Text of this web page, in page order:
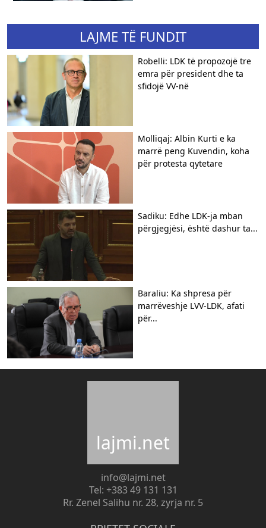
LAJME TË FUNDIT
Robelli: LDK të propozojë tre
emra për president dhe ta
sfidojë VV-në
Molliqaj: Albin Kurti e ka
marrë peng Kuvendin, koha
për protesta qytetare
Sadiku: Edhe LDK-ja mban
përgjegjësi, është dashur ta...
Baraliu: Ka shpresa për
marrëveshje LVV-LDK, afati
për...
lajmi.net
info@lajmi.net
Tel: +383 49 131 131
Rr. Zenel Salihu nr. 28, zyrja nr. 5